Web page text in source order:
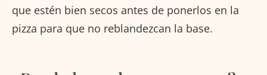
que estén bien secos antes de ponerlos en la
pizza para que no reblandezcan la base.